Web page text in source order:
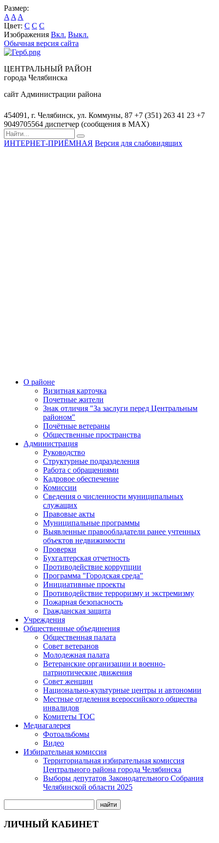
Размер:
A A A
Цвет: C C C
Изображения Вкл. Выкл.
Обычная версия сайта
ЦЕНТРАЛЬНЫЙ РАЙОН
города Челябинска
сайт Администрации района
454091, г. Челябинск, ул. Коммуны, 87 +7 (351) 263 41 23 +7
9049705564 диспетчер (сообщения в MAX)
ИНТЕРНЕТ-ПРИЁМНАЯ Версия для слабовидящих
О районе
Визитная карточка
Почетные жители
Знак отличия "За заслуги перед Центральным
районом"
Почётные ветераны
Общественные пространства
Администрация
Руководство
Структурные подразделения
Работа с обращениями
Кадровое обеспечение
Комиссии
Сведения о численности муниципальных
служащих
Правовые акты
Муниципальные программы
Выявленные правообладатели ранее учтенных
объектов недвижимости
Проверки
Бухгалтерская отчетность
Противодействие коррупции
Программа "Городская среда"
Инициативные проекты
Противодействие терроризму и экстремизму
Пожарная безопасность
Гражданская защита
Учреждения
Общественные объединения
Общественная палата
Совет ветеранов
Молодежная палата
Ветеранские организации и военно-
патриотические движения
Совет женщин
Национально-культурные центры и автономии
Местные отделения всероссийского общества
инвалидов
Комитеты ТОС
Медиагалерея
Фотоальбомы
Видео
Избирательная комиссия
Территориальная избирательная комиссия
Центрального района города Челябинска
Выборы депутатов Законодательного Собрания
Челябинской области 2025
найти
ЛИЧНЫЙ КАБИНЕТ